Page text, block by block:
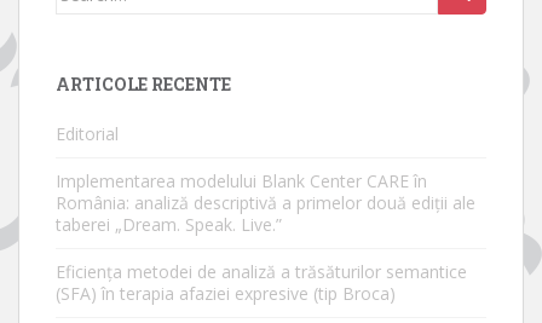
ARTICOLE RECENTE
Editorial
Implementarea modelului Blank Center CARE în
România: analiză descriptivă a primelor două ediții ale
taberei „Dream. Speak. Live.”
Eficiența metodei de analiză a trăsăturilor semantice
(SFA) în terapia afaziei expresive (tip Broca)